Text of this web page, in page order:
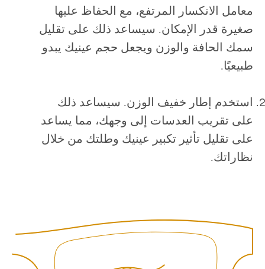
معامل الانكسار المرتفع، مع الحفاظ عليها
صغيرة قدر الإمكان. سيساعد ذلك على تقليل
سمك الحافة والوزن ويجعل حجم عينيك يبدو
طبيعيًا.
استخدم إطار خفيف الوزن. سيساعد ذلك
على تقريب العدسات إلى وجهك، مما يساعد
على تقليل تأثير تكبير عينيك وطلتك من خلال
نظاراتك.